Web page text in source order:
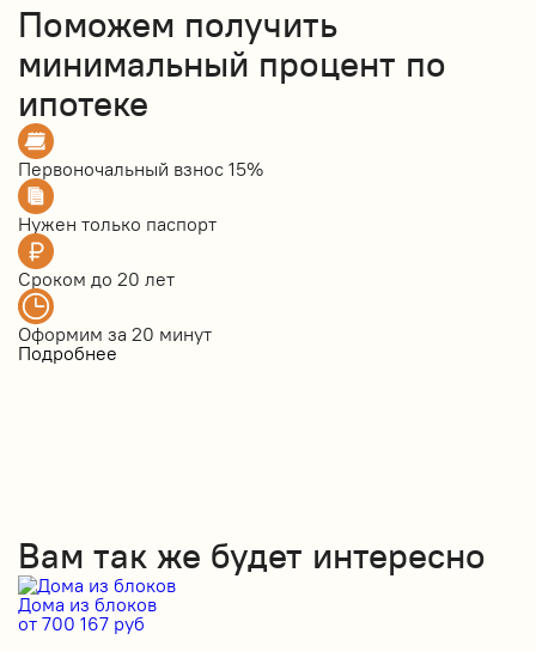
Поможем получить
минимальный процент по
ипотеке
Первоночальный взнос 15%
Нужен только паспорт
Сроком до 20 лет
Оформим за 20 минут
Подробнее
Вам так же будет интересно
Дома из блоков
от 700 167 руб